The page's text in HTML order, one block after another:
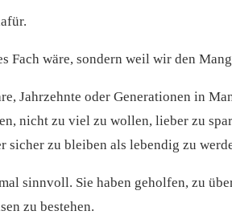
Fach wäre, sondern weil wir den
Jahrzehnte oder Generationen in
nicht zu viel zu wollen, lieber zu
zu bleiben als lebendig zu
sinnvoll. Sie haben geholfen, zu
zu bestehen.